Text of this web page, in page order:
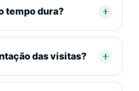
tempo dura?
das visitas?